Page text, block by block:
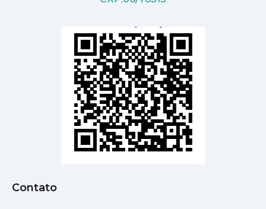
Contato